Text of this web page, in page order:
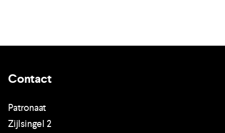
Contact
Patronaat
Zijlsingel 2